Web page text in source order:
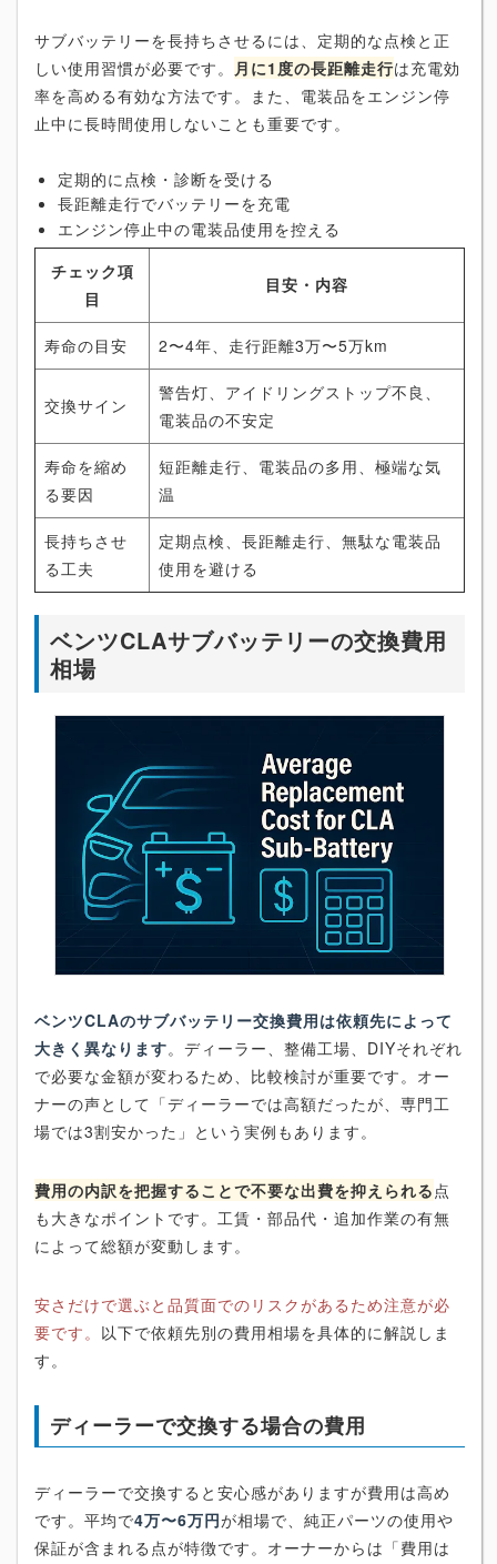
サブバッテリーを長持ちさせるには、定期的な点検と正
しい使用習慣が必要です。
月に1度の長距離走行は充電効
率を高める有効な方法です。また、電装品をエンジン停
止中に長時間使用しないことも重要です。
定期的に点検・診断を受ける
長距離走行でバッテリーを充電
エンジン停止中の電装品使用を控える
チェック項
目
目安・内容
寿命の目安 2〜4年、走行距離3万〜5万km
交換サイン
警告灯、アイドリングストップ不良、
電装品の不安定
寿命を縮め
る要因
短距離走行、電装品の多用、極端な気
温
長持ちさせ
る工夫
定期点検、長距離走行、無駄な電装品
使用を避ける
ベンツCLAサブバッテリーの交換費用
相場
ベンツCLAのサブバッテリー交換費用は依頼先によって
大きく異なります。ディーラー、整備工場、DIYそれぞれ
で必要な金額が変わるため、比較検討が重要です。オー
ナーの声として「ディーラーでは高額だったが、専門工
場では3割安かった」という実例もあります。
費用の内訳を把握することで不要な出費を抑えられる点
も大きなポイントです。工賃・部品代・追加作業の有無
によって総額が変動します。
安さだけで選ぶと品質面でのリスクがあるため注意が必
要です。 以下で依頼先別の費用相場を具体的に解説しま
す。
ディーラーで交換する場合の費用
ディーラーで交換すると安心感がありますが費用は高め
です。平均で4万〜6万円が相場で、純正パーツの使用や
保証が含まれる点が特徴です。オーナーからは「費用は